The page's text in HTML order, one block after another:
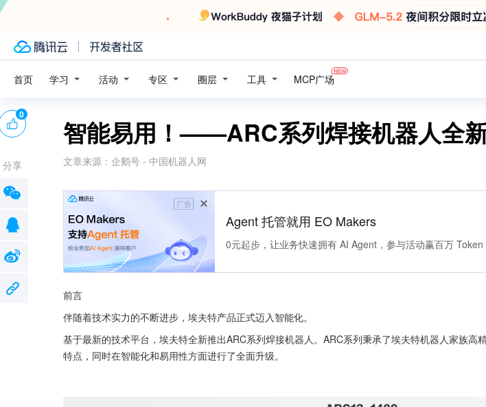
首页 学习 活动 专区 圈层 工具 MCP广场
智能易用！——ARC系列焊接机器人全
文章来源： 企鹅号 - 中国机器人网
广告
Agent 托管就用 EO Makers
0元起步，让业务快速拥有 AI Agent，参与活动赢百万 Token
前言
伴随着技术实力的不断进步，埃夫特产品正式迈入智能化。
基于最新的技术平台，埃夫特全新推出ARC系列焊接机器人。ARC系列秉承了埃夫特机器人家族高
特点，同时在智能化和易用性方面进行了全面升级。
0
分享